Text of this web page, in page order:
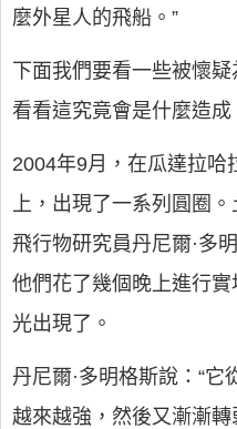
麼外星人的飛船。”
下面我們要看一些被懷
看看這究竟會是什麼造成
2004年9月，在瓜達拉哈
上，出現了一系列圓圈
飛行物研究員丹尼爾·多
他們花了幾個晚上進行
光出現了。
丹尼爾·多明格斯說：“
越來越強，然後又漸漸